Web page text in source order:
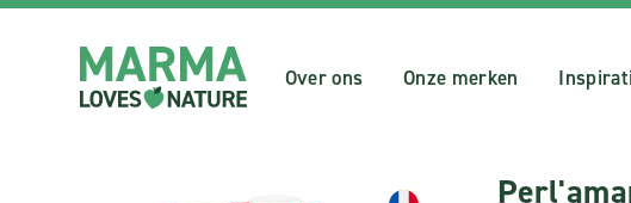
Over ons Onze merken